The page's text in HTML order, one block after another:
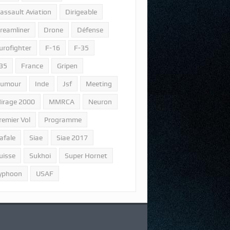
Aviation Dirigeable
Drone Défense
F-16 F-35
France Gripen
Inde Jsf Meeting
2000 MMRCA Neuron
Vol Programme
Siae Siae 2017
Sukhoi Super Hornet
USAF